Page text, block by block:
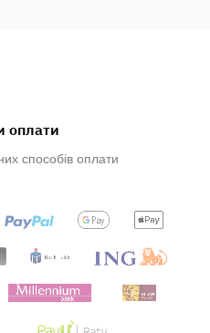
оплати
способів оплати